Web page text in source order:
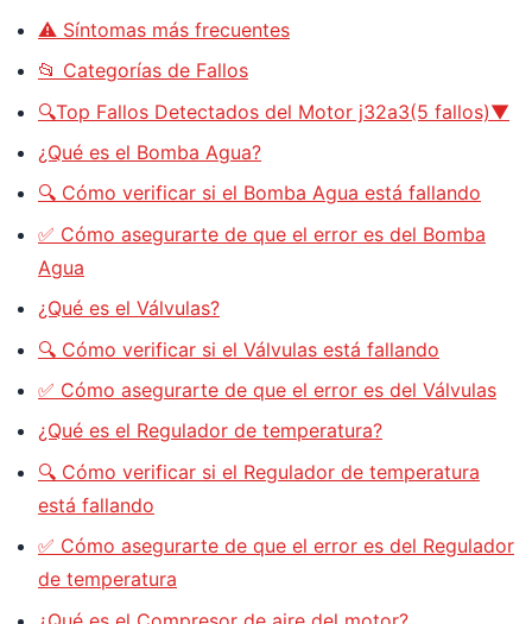
⚠️ Síntomas más frecuentes
📂 Categorías de Fallos
🔍Top Fallos Detectados del Motor j32a3(5 fallos)▼
¿Qué es el Bomba Agua?
🔍 Cómo verificar si el Bomba Agua está fallando
✅ Cómo asegurarte de que el error es del Bomba
Agua
¿Qué es el Válvulas?
🔍 Cómo verificar si el Válvulas está fallando
✅ Cómo asegurarte de que el error es del Válvulas
¿Qué es el Regulador de temperatura?
🔍 Cómo verificar si el Regulador de temperatura
está fallando
✅ Cómo asegurarte de que el error es del Regulador
de temperatura